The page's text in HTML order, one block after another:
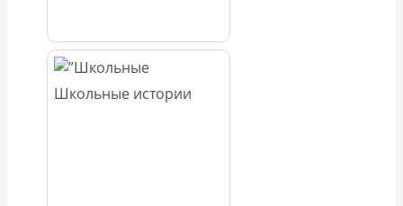
Школьные истории